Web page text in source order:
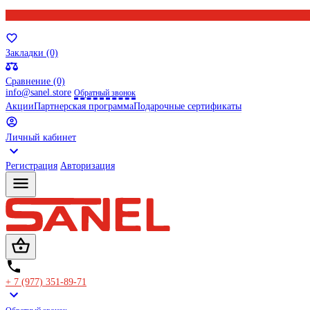
Закладки (0)
Сравнение (0)
info@sanel.store Обратный звонок
АкцииПартнерская программаПодарочные сертификаты
Личный кабинет
Регистрация Авторизация
+ 7 (977) 351-89-71